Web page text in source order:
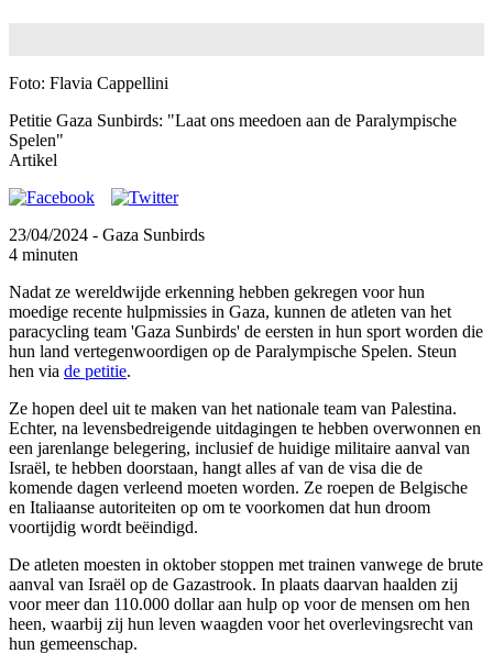
Foto: Flavia Cappellini
Petitie Gaza Sunbirds: "Laat ons meedoen aan de Paralympische
Spelen"
Artikel
23/04/2024 - Gaza Sunbirds
4 minuten
Nadat ze wereldwijde erkenning hebben gekregen voor hun
moedige recente hulpmissies in Gaza, kunnen de atleten van het
paracycling team 'Gaza Sunbirds' de eersten in hun sport worden die
hun land vertegenwoordigen op de Paralympische Spelen. Steun
hen via de petitie.
Ze hopen deel uit te maken van het nationale team van Palestina.
Echter, na levensbedreigende uitdagingen te hebben overwonnen en
een jarenlange belegering, inclusief de huidige militaire aanval van
Israël, te hebben doorstaan, hangt alles af van de visa die de
komende dagen verleend moeten worden. Ze roepen de Belgische
en Italiaanse autoriteiten op om te voorkomen dat hun droom
voortijdig wordt beëindigd.
De atleten moesten in oktober stoppen met trainen vanwege de brute
aanval van Israël op de Gazastrook. In plaats daarvan haalden zij
voor meer dan 110.000 dollar aan hulp op voor de mensen om hen
heen, waarbij zij hun leven waagden voor het overlevingsrecht van
hun gemeenschap.